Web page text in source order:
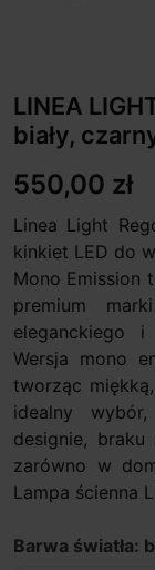
LINEA
biały,
550,00 zł
Linea Light
kinkiet LED do
Mono Emission
premium
eleganckiego
Wersja mono
tworząc
idealny
designie,
zarówno w
Lampa ścienna
Barwa światła: